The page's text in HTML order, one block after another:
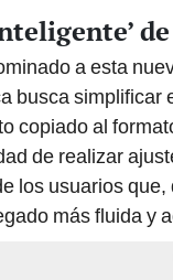
a esta
busca simplificar
copiado al
de realizar
los usuarios
más fluida y